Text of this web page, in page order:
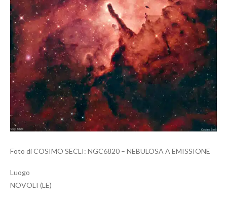
Foto di COSIMO SECLI: NGC6820 – NEBULOSA A EMISSIONE
Luogo
NOVOLI (LE)